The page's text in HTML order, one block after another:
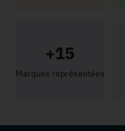
+15
Marques représentées